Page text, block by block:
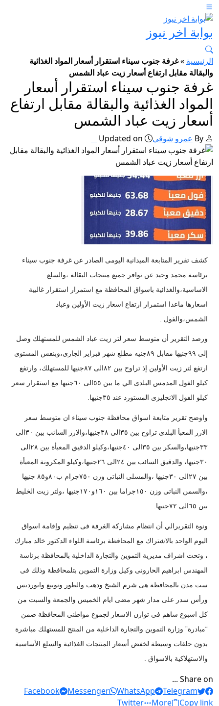
بوابة اخر نيوز
الرئيسية »غرفة جنوب سيناء استقرار أسعار المواد الغذائية
والبقالة مقابل ارتفاع أسعار زيت عباد الشمس
غرفة جنوب سيناء استقرار أسعار
المواد الغذائية والبقالة مقابل ارتفاع
أسعار زيت عباد الشمس
By عمرو شوقي Updated on
كشف تقرير المتابعة الميدانية اليومى الصادر عن غرفة جنوب سيناء
برئاسة محمد وحيد عن توافر جميع منتجات البقالة ،والسلع
الاساسية،والغذائية باسواق المحافظة مع استمرار استقرار غالبية
اسعارها ماعدا استمرار ارتفاع اسعار زيت الأولين وعباد
الشمس،والفول .
ورصد التقرير أن متوسط سعر لتر زيت عباد الشمس للمستهلك وصل
إلى ٩٩جنيها مقابل ٨٩جنيه مطلع شهر فبراير الجارى،وبنفس المستوى
ارتفع لتر زيت الأولين إذ تراوح بين ٨٢الى ٨٧جنيها للمستهلك، وارتفع
كيلو الفول المدمس البلدى الي ما بين ٥٥الى ٦٠جنيها مع استقرار سعر
كيلو الفول الانجليزى المستورد عند ٣٥جنيها.
واوضح تقرير متابعة اسواق محافظة جنوب سيناء ان متوسط سعر
الارز المعبأ البلدى تراوح بين ٣٥الى ٣٨جنيها،والارز السائب بين ٣٠الى
٣٣جنيها،والسكر بين ٣٥الى ٤٠جنيها،وكيلو الدقيق المعبأة بين ٢٨الى
٣٠جنيها، والدقيق السائب بين ٢٤الى ٢٦جنيها،وكيلو المكرونة المعبأة
بين ٢٧الى ٣٠جنيها ،والمسلى النباتى وزن ٧٥٠جرام ب٨٠و٨٥ جنيها
،والسمن النباتى وزن ١٥٠جراما بين ١٦٠و١٧٠جنيها ،ولتر زيت الخليط
بين ٦٥الى ٧٢جنيها.
ونوة التقريرالي أن انتظام مشاركة الغرفة فى تنظيم وإقامة اسواق
اليوم الواحد بالاشتراك مع المحافظة برئاسة اللواء الدكتور خالد مبارك
، وتحت اشراف مديرية التموين والتجارة الداخلية بالمحافظة برئاسة
المهندس ابراهيم الحارونى وكيل وزارة التموين بتلمحافظة وذلك فى
ست مدن بالمحافظة هى شرم الشيخ ودهب والطور ونوبيع وابورديس
ورأس سدر على مدار شهر مضى ايام الخميس والجمعة والسبت من
كل اسبوع ساهم فى توازن الاسعار لجموع مواطني المحافظة ضمن
“مبادرة” وزارة التموين والتجارة الداخلية من المنتج للمستهلك مباشرة
بدون حلقات وسيطة لخفض أسعار المنتجات الغذائية والسلع الأساسية
والاستهلاكية بالاسواق .
Share on ...
Facebook
Messenger WhatsApp
Telegram
Twitter
More
Copy link